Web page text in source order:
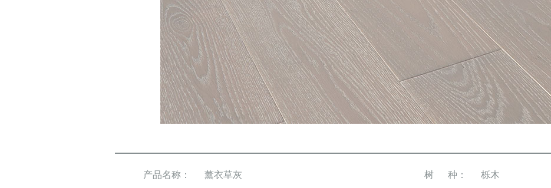
产品名称： 薰衣草灰 树 种： 栎木